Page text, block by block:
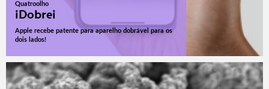
Quatroolho
iDobrei
Apple recebe patente para aparelho dobrável para os
dois lados!